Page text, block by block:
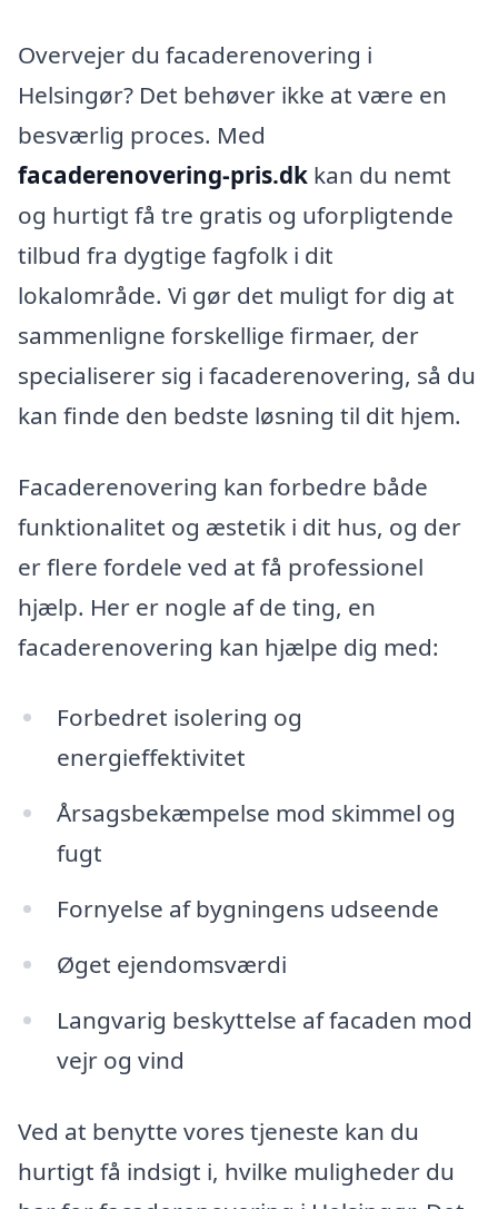
Overvejer du facaderenovering i
Helsingør? Det behøver ikke at være en
besværlig proces. Med
facaderenovering-pris.dk kan du nemt
og hurtigt få tre gratis og uforpligtende
tilbud fra dygtige fagfolk i dit
lokalområde. Vi gør det muligt for dig at
sammenligne forskellige firmaer, der
specialiserer sig i facaderenovering, så du
kan finde den bedste løsning til dit hjem.
Facaderenovering kan forbedre både
funktionalitet og æstetik i dit hus, og der
er flere fordele ved at få professionel
hjælp. Her er nogle af de ting, en
facaderenovering kan hjælpe dig med:
Forbedret isolering og
energieffektivitet
Årsagsbekæmpelse mod skimmel og
fugt
Fornyelse af bygningens udseende
Øget ejendomsværdi
Langvarig beskyttelse af facaden mod
vejr og vind
Ved at benytte vores tjeneste kan du
hurtigt få indsigt i, hvilke muligheder du